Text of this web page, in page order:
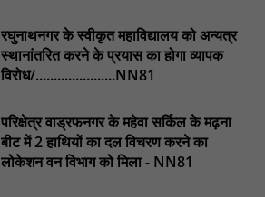
रघुनाथनगर के स्वीकृत महाविद्यालय को अन्यत्र
स्थानांतरित करने के प्रयास का होगा व्यापक
विरोध/......................NN81
परिक्षेत्र वाड्रफनगर के महेवा सर्किल के मढ़ना
बीट में 2 हाथियों का दल विचरण करने का
लोकेशन वन विभाग को मिला - NN81